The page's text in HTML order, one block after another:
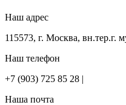
Наш адрес
115573, г. Москва, вн.тер.г.
Наш телефон
+7 (903) 725 85 28 |
Наша почта